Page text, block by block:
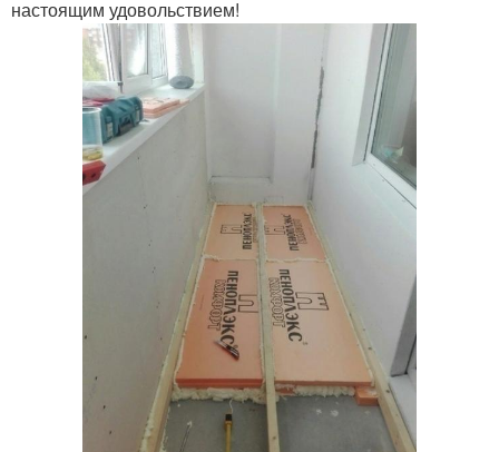
настоящим удовольствием!